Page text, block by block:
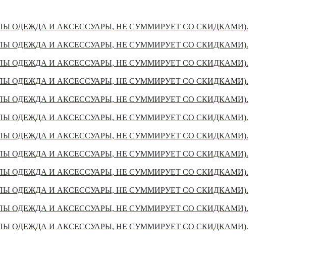
ОДЕЖДА И АКСЕССУАРЫ, НЕ СУММИРУЕТ СО СКИДКАМИ).
ОДЕЖДА И АКСЕССУАРЫ, НЕ СУММИРУЕТ СО СКИДКАМИ).
ОДЕЖДА И АКСЕССУАРЫ, НЕ СУММИРУЕТ СО СКИДКАМИ).
ОДЕЖДА И АКСЕССУАРЫ, НЕ СУММИРУЕТ СО СКИДКАМИ).
ОДЕЖДА И АКСЕССУАРЫ, НЕ СУММИРУЕТ СО СКИДКАМИ).
ОДЕЖДА И АКСЕССУАРЫ, НЕ СУММИРУЕТ СО СКИДКАМИ).
ОДЕЖДА И АКСЕССУАРЫ, НЕ СУММИРУЕТ СО СКИДКАМИ).
ОДЕЖДА И АКСЕССУАРЫ, НЕ СУММИРУЕТ СО СКИДКАМИ).
ОДЕЖДА И АКСЕССУАРЫ, НЕ СУММИРУЕТ СО СКИДКАМИ).
ОДЕЖДА И АКСЕССУАРЫ, НЕ СУММИРУЕТ СО СКИДКАМИ).
ОДЕЖДА И АКСЕССУАРЫ, НЕ СУММИРУЕТ СО СКИДКАМИ).
ОДЕЖДА И АКСЕССУАРЫ, НЕ СУММИРУЕТ СО СКИДКАМИ).